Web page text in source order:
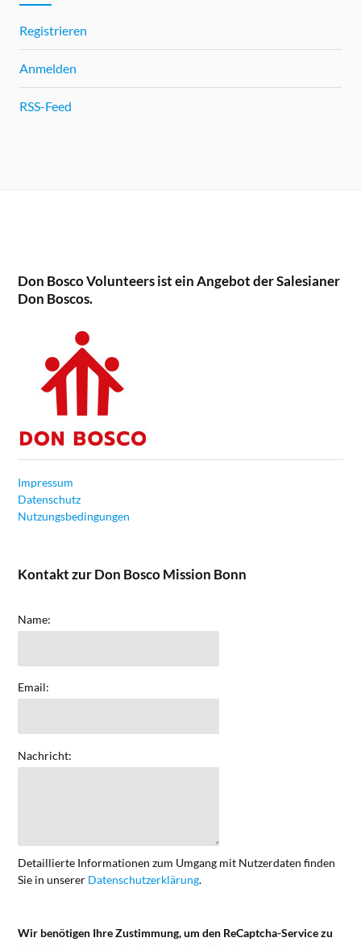
Registrieren
Anmelden
RSS-Feed
Don Bosco Volunteers ist ein Angebot der Salesianer
Don Boscos.
Impressum
Datenschutz
Nutzungsbedingungen
Kontakt zur Don Bosco Mission Bonn
Name:
Email:
Nachricht:
Detaillierte Informationen zum Umgang mit Nutzerdaten finden
Sie in unserer Datenschutzerklärung.
Wir benötigen Ihre Zustimmung, um den ReCaptcha-Service zu